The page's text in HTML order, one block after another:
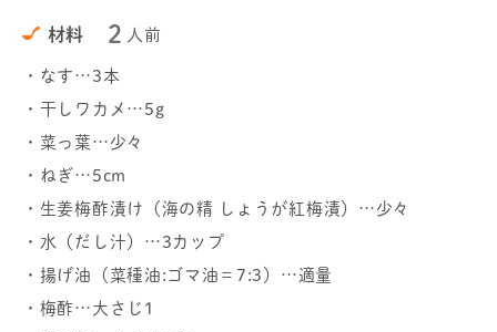
材料 2 人前
・なす…3本
・干しワカメ…5g
・菜っ葉…少々
・ねぎ…5cm
・生姜梅酢漬け（海の精 しょうが紅梅漬）…少々
・水（だし汁）…3カップ
・揚げ油（菜種油:ゴマ油＝7:3）…適量
・梅酢…大さじ1